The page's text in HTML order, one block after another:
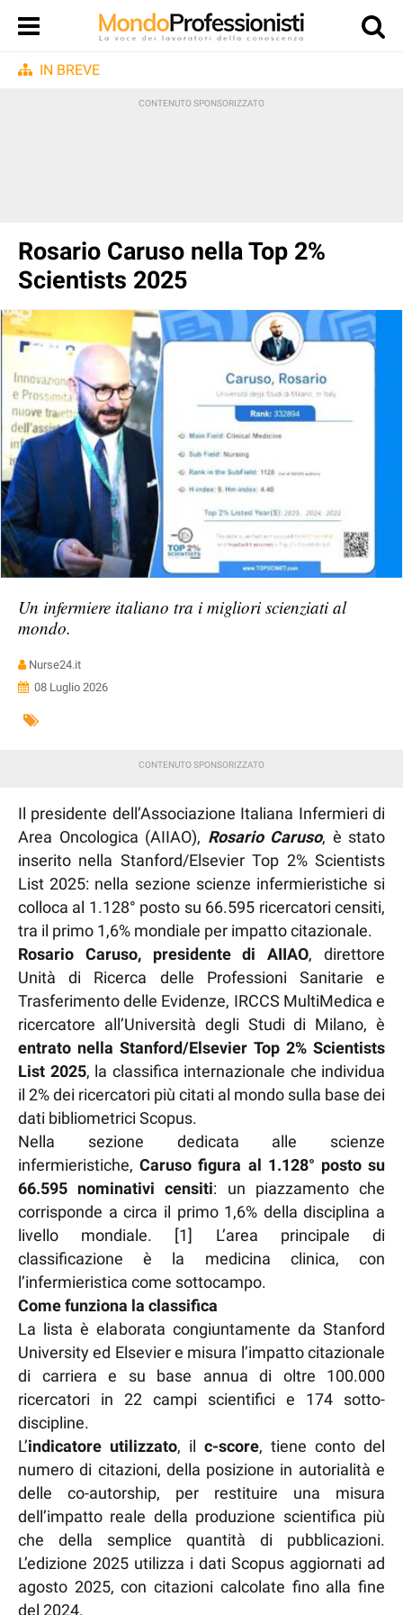
IN BREVE
Rosario Caruso nella Top 2%
Scientists 2025
Un infermiere italiano tra i migliori scienziati al
mondo.
Nurse24.it
08 Luglio 2026
Il presidente dell’Associazione Italiana Infermieri di
Area Oncologica (AIIAO), Rosario Caruso, è stato
inserito nella Stanford/Elsevier Top 2% Scientists
List 2025: nella sezione scienze infermieristiche si
colloca al 1.128° posto su 66.595 ricercatori censiti,
tra il primo 1,6% mondiale per impatto citazionale.
Rosario Caruso, presidente di AIIAO, direttore
Unità di Ricerca delle Professioni Sanitarie e
Trasferimento delle Evidenze, IRCCS MultiMedica e
ricercatore all’Università degli Studi di Milano, è
entrato nella Stanford/Elsevier Top 2% Scientists
List 2025, la classifica internazionale che individua
il 2% dei ricercatori più citati al mondo sulla base dei
dati bibliometrici Scopus.
Nella sezione dedicata alle scienze
infermieristiche,Caruso figura al 1.128° posto su
66.595 nominativi censiti: un piazzamento che
corrisponde a circa il primo 1,6% della disciplina a
livello mondiale. [1] L’area principale di
classificazione è la medicina clinica, con
l’infermieristica come sottocampo.
Come funziona la classifica
La lista è elaborata congiuntamente da Stanford
University ed Elsevier e misura l’impatto citazionale
di carriera e su base annua di oltre 100.000
ricercatori in 22 campi scientifici e 174 sotto-
discipline.
L’indicatore utilizzato, il c-score, tiene conto del
numero di citazioni, della posizione in autorialità e
delle co-autorship, per restituire una misura
dell’impatto reale della produzione scientifica più
che della semplice quantità di pubblicazioni.
L’edizione 2025 utilizza i dati Scopus aggiornati ad
agosto 2025, con citazioni calcolate fino alla fine
del 2024.